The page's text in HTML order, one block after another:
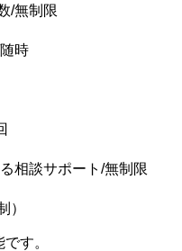
/無制限
時
相談サポート/無制限
）
す。